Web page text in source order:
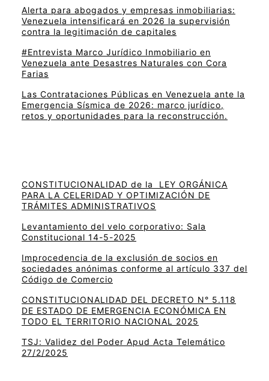
Alerta para abogados y empresas inmobiliarias:
Venezuela intensificará en 2026 la supervisión
contra la legitimación de capitales
#Entrevista Marco Jurídico Inmobiliario en
Venezuela ante Desastres Naturales con Cora
Farias
Las Contrataciones Públicas en Venezuela ante la
Emergencia Sísmica de 2026: marco jurídico,
retos y oportunidades para la reconstrucción.
CONSTITUCIONALIDAD de la LEY ORGÁNICA
PARA LA CELERIDAD Y OPTIMIZACIÓN DE
TRÁMITES ADMINISTRATIVOS
Levantamiento del velo corporativo: Sala
Constitucional 14-5-2025
Improcedencia de la exclusión de socios en
sociedades anónimas conforme al artículo 337 del
Código de Comercio
CONSTITUCIONALIDAD DEL DECRETO N° 5.118
DE ESTADO DE EMERGENCIA ECONÓMICA EN
TODO EL TERRITORIO NACIONAL 2025
TSJ: Validez del Poder Apud Acta Telemático
27/2/2025